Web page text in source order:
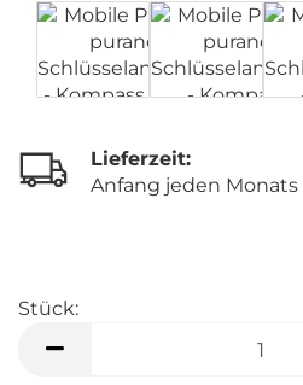
Lieferzeit:
Anfang jeden Monats
Stück: